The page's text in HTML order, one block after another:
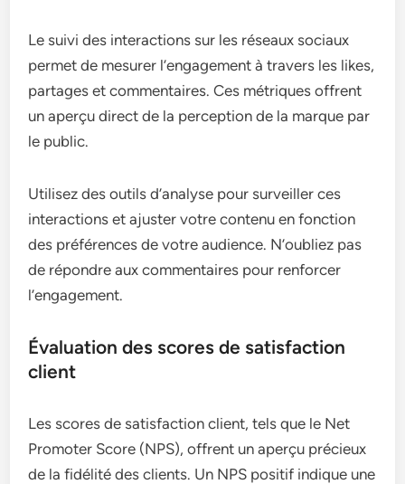
Le suivi des interactions sur les réseaux sociaux
permet de mesurer l’engagement à travers les likes,
partages et commentaires. Ces métriques offrent
un aperçu direct de la perception de la marque par
le public.
Utilisez des outils d’analyse pour surveiller ces
interactions et ajuster votre contenu en fonction
des préférences de votre audience. N’oubliez pas
de répondre aux commentaires pour renforcer
l’engagement.
Évaluation des scores de satisfaction
client
Les scores de satisfaction client, tels que le Net
Promoter Score (NPS), offrent un aperçu précieux
de la fidélité des clients. Un NPS positif indique une